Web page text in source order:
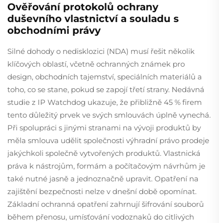
Ověřování protokolů ochrany
duševního vlastnictví a souladu s
obchodními právy
Silné dohody o nedisklozici (NDA) musí řešit několik
klíčových oblastí, včetně ochranných známek pro
design, obchodních tajemství, speciálních materiálů a
toho, co se stane, pokud se zapojí třetí strany. Nedávná
studie z IP Watchdog ukazuje, že přibližně 45 % firem
tento důležitý prvek ve svých smlouvách úplně vynechá.
Při spolupráci s jinými stranami na vývoji produktů by
měla smlouva udělit společnosti výhradní právo prodeje
jakýchkoli společně vytvořených produktů. Vlastnická
práva k nástrojům, formám a počítačovým návrhům je
také nutné jasně a jednoznačně upravit. Opatření na
zajištění bezpečnosti nelze v dnešní době opomínat.
Základní ochranná opatření zahrnují šifrování souborů
během přenosu, umísťování vodoznaků do citlivých